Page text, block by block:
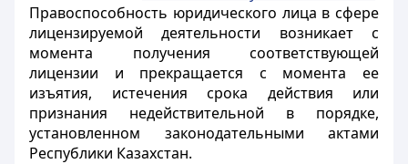
Правоспособность юридического лица в сфере
лицензируемой деятельности возникает с
момента получения соответствующей
лицензии и прекращается с момента ее
изъятия, истечения срока действия или
признания недействительной в порядке,
установленном законодательными актами
Республики Казахстан.